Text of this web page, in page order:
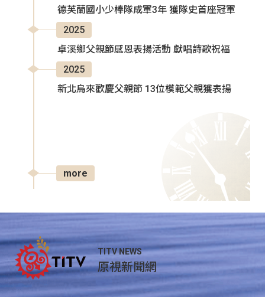
德芙蘭國小少棒隊成軍3年 獲隊史首座冠軍
2025
卓溪鄉父親節感恩表揚活動 獻唱詩歌祝福
2025
新北烏來歡慶父親節 13位模範父親獲表揚
more
TITV NEWS
原視新聞網